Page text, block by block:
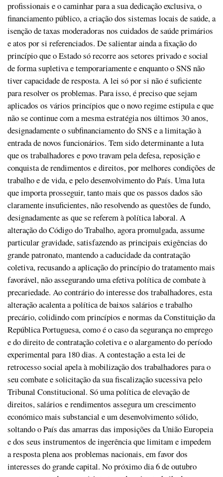
profissionais e o caminhar para a sua dedicação exclusiva, o
financiamento público, a criação dos sistemas locais de saúde, a
isenção de taxas moderadoras nos cuidados de saúde primários
e atos por si referenciados. De salientar ainda a fixação do
princípio que o Estado só recorre aos setores privado e social
de forma supletiva e temporariamente e enquanto o SNS não
tiver capacidade de resposta. A lei só por si não é suficiente
para resolver os problemas. Para isso, é preciso que sejam
aplicados os vários princípios que o novo regime estipula e que
não se continue com a mesma estratégia nos últimos 30 anos,
designadamente o subfinanciamento do SNS e a limitação à
entrada de novos funcionários. Tem sido determinante a luta
que os trabalhadores e povo travam pela defesa, reposição e
conquista de rendimentos e direitos, por melhores condições de
trabalho e de vida, e pelo desenvolvimento do País. Uma luta
que importa prosseguir, tanto mais que os passos dados são
claramente insuficientes, não resolvendo as questões de fundo,
designadamente as que se referem à política laboral. A
alteração do Código do Trabalho, agora promulgada, assume
particular gravidade, satisfazendo as principais exigências do
grande patronato, mantendo a caducidade da contratação
coletiva, recusando a aplicação do princípio do tratamento mais
favorável, não assegurando uma efetiva política de combate à
precariedade. Ao contrário do interesse dos trabalhadores, esta
alteração acalenta a política de baixos salários e trabalho
precário, colidindo com princípios e normas da Constituição da
República Portuguesa, como é o caso da segurança no emprego
e do direito de contratação coletiva e o alargamento do período
experimental para 180 dias. A contestação a esta lei de
retrocesso social apela à mobilização dos trabalhadores para o
seu combate e solicitação da sua fiscalização sucessiva pelo
Tribunal Constitucional. Só uma política de elevação de
direitos, salários e rendimentos assegura um crescimento
económico mais substancial e um desenvolvimento sólido,
soltando o País das amarras das imposições da União Europeia
e dos seus instrumentos de ingerência que limitam e impedem
a resposta plena aos problemas nacionais, em favor dos
interesses do grande capital. No próximo dia 6 de outubro